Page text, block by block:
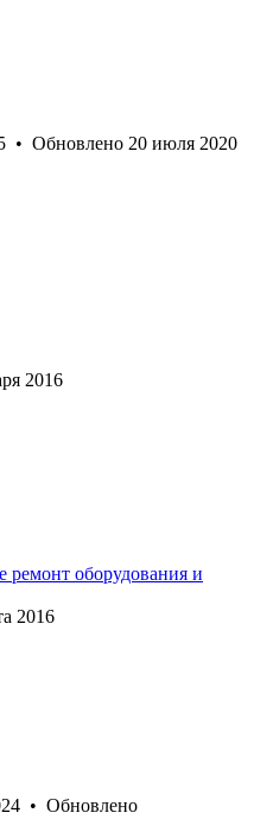
• Обновлено 20 июля 2020
2016
ремонт оборудования и
2016
• Обновлено